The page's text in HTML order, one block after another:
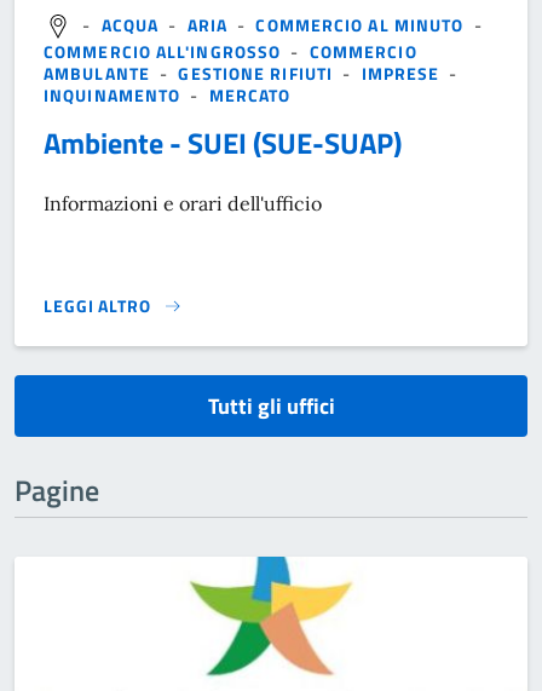
- ACQUA - ARIA -COMMERCIO AL MINUTO -
COMMERCIO ALL'INGROSSO - COMMERCIO
AMBULANTE -GESTIONE RIFIUTI - IMPRESE -
INQUINAMENTO - MERCATO
Ambiente - SUEI (SUE-SUAP)
Informazioni e orari dell'ufficio
LEGGI ALTRO
}
Tutti gli uffici
Pagine